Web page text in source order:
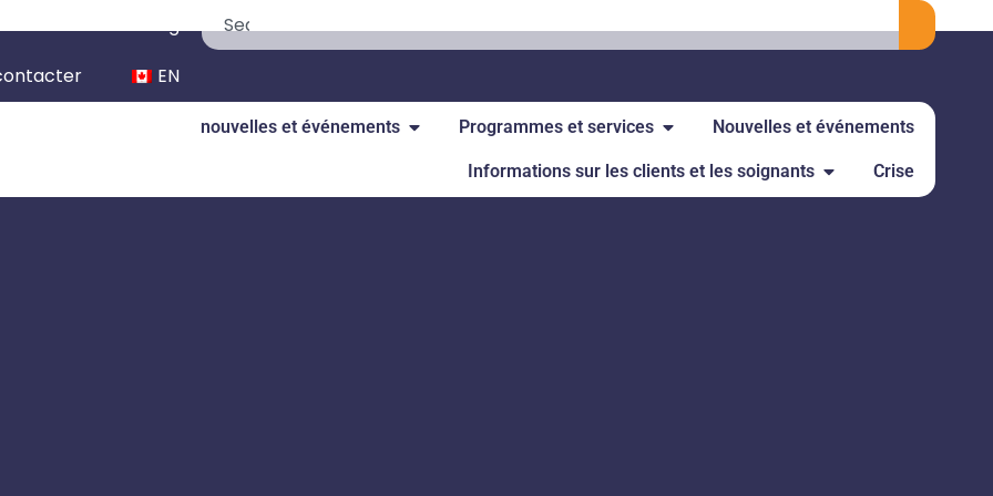
We’re Hiring
EN
nouvelles et événements Programmes et services Nouvelles et événements
Informations sur les clients et les soignants Crise